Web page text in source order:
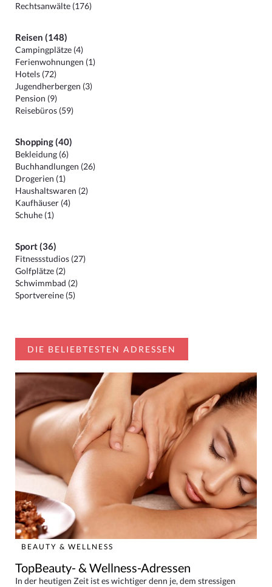
Rechtsanwälte (176)
Reisen (148)
Campingplätze (4)
Ferienwohnungen (1)
Hotels (72)
Jugendherbergen (3)
Pension (9)
Reisebüros (59)
Shopping (40)
Bekleidung (6)
Buchhandlungen (26)
Drogerien (1)
Haushaltswaren (2)
Kaufhäuser (4)
Schuhe (1)
Sport (36)
Fitnessstudios (27)
Golfplätze (2)
Schwimmbad (2)
Sportvereine (5)
DIE BELIEBTESTEN ADRESSEN
BEAUTY & WELLNESS
TopBeauty- & Wellness-Adressen
In der heutigen Zeit ist es wichtiger denn je, dem stressigen